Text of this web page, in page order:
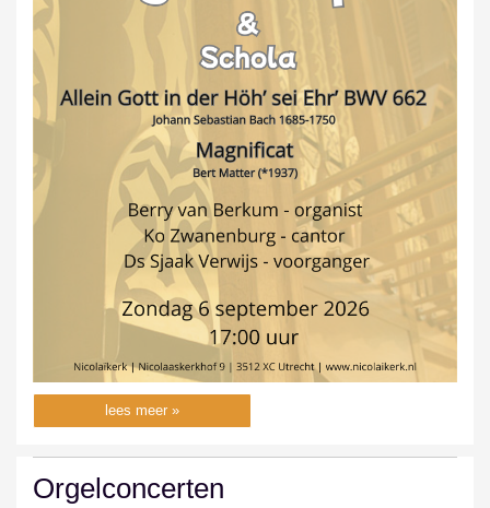
lees meer »
Orgelconcerten